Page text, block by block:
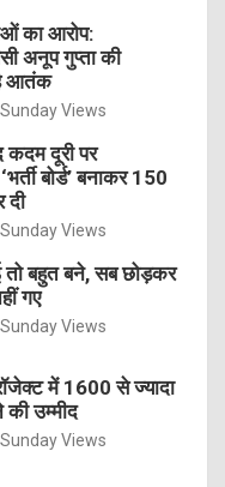
का आरोप:
अनूप गुप्ता की
है आतंक
Views
दूरी पर
बोर्ड’ बनाकर 150
दी
Views
तो बहुत बने, सब छोड़कर
गए
Views
में 1600 से ज्यादा
की उम्मीद
Views